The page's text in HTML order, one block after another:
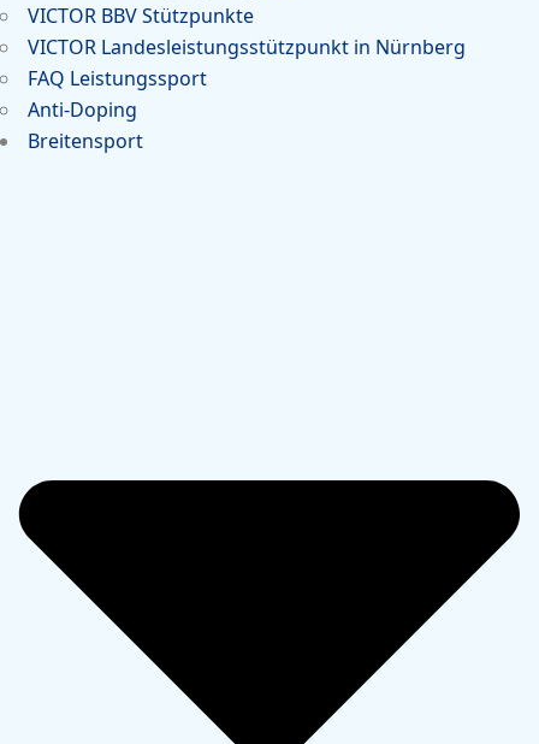
VICTOR BBV Stützpunkte
VICTOR Landesleistungsstützpunkt in Nürnberg
FAQ Leistungssport
Anti-Doping
Breitensport